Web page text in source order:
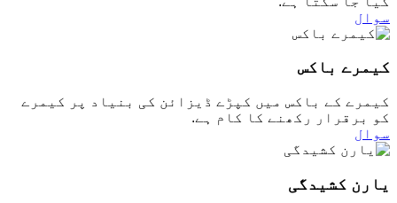
سوال
کیمرے باکس
کیمرے کے باکس میں کپڑے ڈیزائن کی بنیاد پر کیمرے
کو برقرار رکھنے کا کام ہے.
سوال
یارن کشیدگی